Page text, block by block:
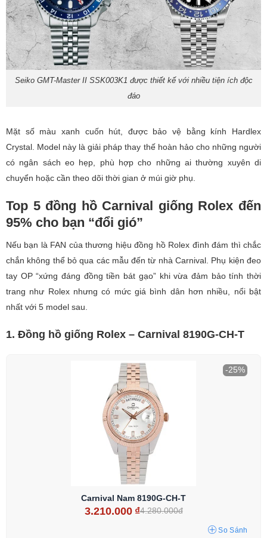
Seiko GMT-Master II SSK003K1 được thiết kế với nhiều tiện ích độc
đáo
Mặt số màu xanh cuốn hút, được bảo vệ bằng kính Hardlex
Crystal. Model này là giải pháp thay thế hoàn hảo cho những người
có ngân sách eo hẹp, phù hợp cho những ai thường xuyên di
chuyển hoặc cần theo dõi thời gian ở múi giờ phụ.
Top 5 đồng hồ Carnival giống Rolex đến
95% cho bạn “đổi gió”
Nếu bạn là FAN của thương hiệu đồng hồ Rolex đình đám thì chắc
chắn không thể bỏ qua các mẫu đến từ nhà Carnival. Phụ kiện đeo
tay OP “xứng đáng đồng tiền bát gạo” khi vừa đảm bảo tính thời
trang như Rolex nhưng có mức giá bình dân hơn nhiều, nổi bật
nhất với 5 model sau.
1. Đồng hồ giống Rolex – Carnival 8190G-CH-T
-25%
Carnival Nam 8190G-CH-T
3.210.000 ₫4.280.000đ
So Sánh